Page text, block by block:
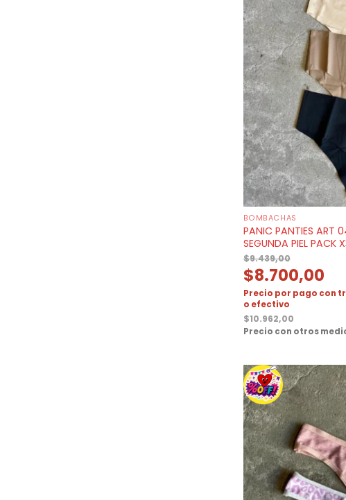
BOMBACHAS
PANIC PANTIES ART
SEGUNDA PIEL PACK
$9.439,00
$8.700,00
Precio por pago con
o efectivo
$10.962,00
Precio con otros